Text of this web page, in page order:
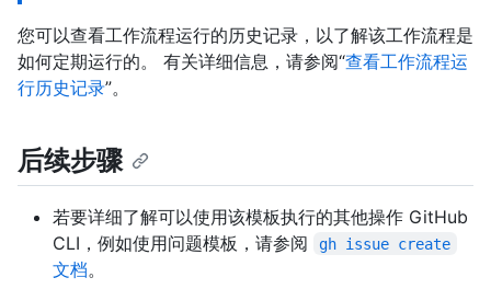
您可以查看工作流程运行的历史记录，以了解该工作流程是
如何定期运行的。 有关详细信息，请参阅“查看工作流程运
行历史记录”。
后续步骤
若要详细了解可以使用该模板执行的其他操作 GitHub
CLI，例如使用问题模板，请参阅
gh issue create
文档。